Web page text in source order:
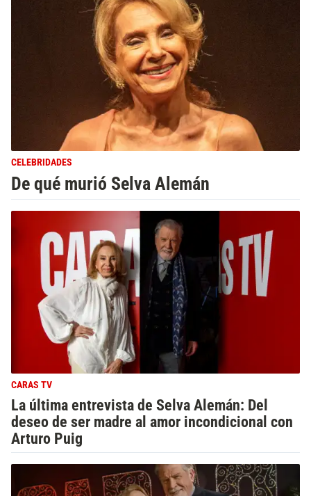
CELEBRIDADES
De qué murió Selva Alemán
CARAS TV
La última entrevista de Selva Alemán: Del
deseo de ser madre al amor incondicional con
Arturo Puig